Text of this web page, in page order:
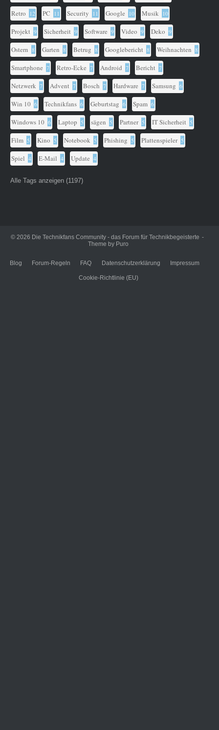
Retro 12 PC 11 Security 11 Google 10 Musik 10
Projekt 9 Sicherheit 9 Software 9 Video 9 Deko 9
Ostern 8 Garten 8 Betrug 8 Googlebericht 8 Weihnachten 8
Smartphone 7 Retro-Ecke 7 Android 7 Bericht 7
Netzwerk 7 Advent 7 Bosch 7 Hardware 7 Samsung 6
Win 10 6 Technikfans 6 Geburtstag 6 Spam 6
Windows 10 6 Laptop 5 sägen 5 Partner 5 IT Sicherheit 5
Film 5 Kino 5 Notebook 5 Phishing 5 Plattenspieler 5
Spiel 4 E-Mail 4 Update 4
Alle Tags anzeigen (1197)
© 2026 Die Technikfans Community - das Forum für Technikbegeisterte
Theme by Puro
Blog Forum-Regeln FAQ Datenschutzerklärung Impressum
Cookie-Richtlinie (EU)